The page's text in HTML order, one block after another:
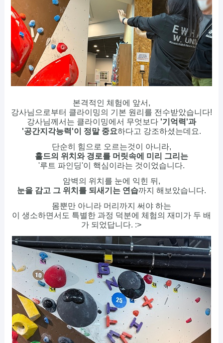
본격적인 체험에 앞서,
강사님으로부터 클라이밍의 기본 원리를 전수받았습니다!
강사님께서는 클라이밍에서 무엇보다 '기억력'과
'공간지각능력'이 정말 중요하다고 강조하셨는데요.
단순히 힘으로 오르는것이 아니라,
홀드의 위치와 경로를 머릿속에 미리 그리는
'루트 파인딩'이 핵심이라는 것이었습니다.
암벽의 위치를 눈에 익힌 뒤,
눈을 감고 그 위치를 되새기는 연습까지 해보았습니다.
몸뿐만 아니라 머리까지 써야 하는
이 생소하면서도 특별한 과정 덕분에 체험의 재미가 두 배
가 되었답니다. :>